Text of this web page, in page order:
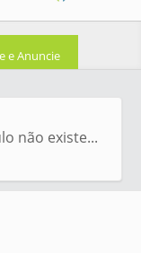
e Anuncie
não existe...